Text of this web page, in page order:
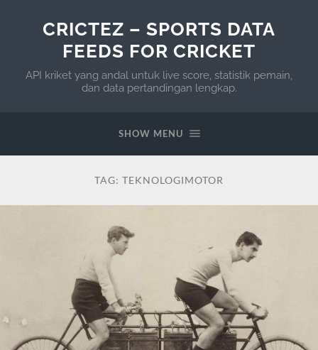
CRICTEZ – SPORTS DATA
FEEDS FOR CRICKET
API kriket yang andal untuk live score, statistik pemain,
dan data pertandingan lengkap.
SHOW MENU
TAG: TEKNOLOGIMOTOR